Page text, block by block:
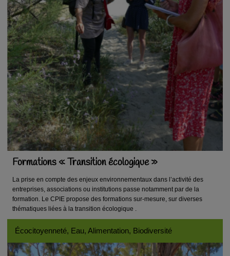
Formations « Transition écologique »
La prise en compte des enjeux environnementaux dans l’activité des
entreprises, associations ou institutions passe notamment par de la
formation. Le CPIE propose des formations sur-mesure, sur diverses
thématiques liées à la transition écologique .
Écocitoyenneté, Eau, Alimentation, Biodiversité